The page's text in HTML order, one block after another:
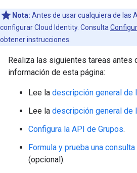
Nota: Antes de usar cualquiera de las
configurar Cloud Identity. Consulta
obtener instrucciones.
Realiza las siguientes tareas antes
información de esta página:
Lee la descripción general de
Lee la descripción general de
Configura la API de Grupos.
Formula y prueba una
(opcional).